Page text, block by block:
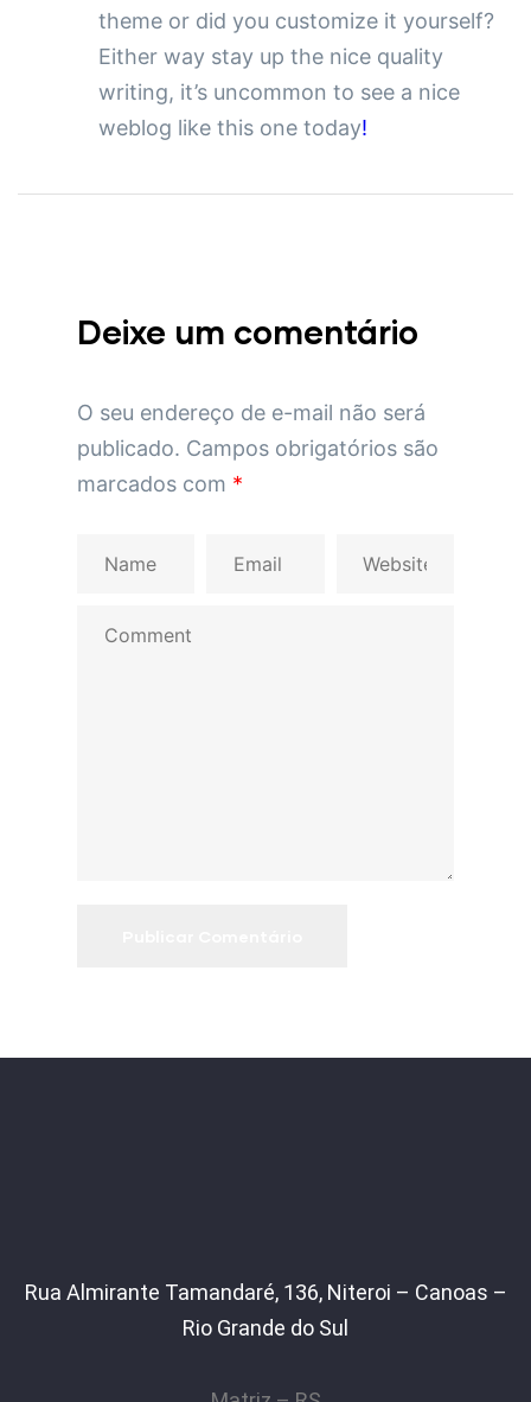
Deixe um comentário
O seu endereço de e-mail não será
publicado. Campos obrigatórios são
marcados com *
theme or did you customize it yourself?
Either way stay up the nice quality
writing, it’s uncommon to see a nice
weblog like this one today!
Rua Almirante Tamandaré, 136, Niteroi – Canoas –
Rio Grande do Sul